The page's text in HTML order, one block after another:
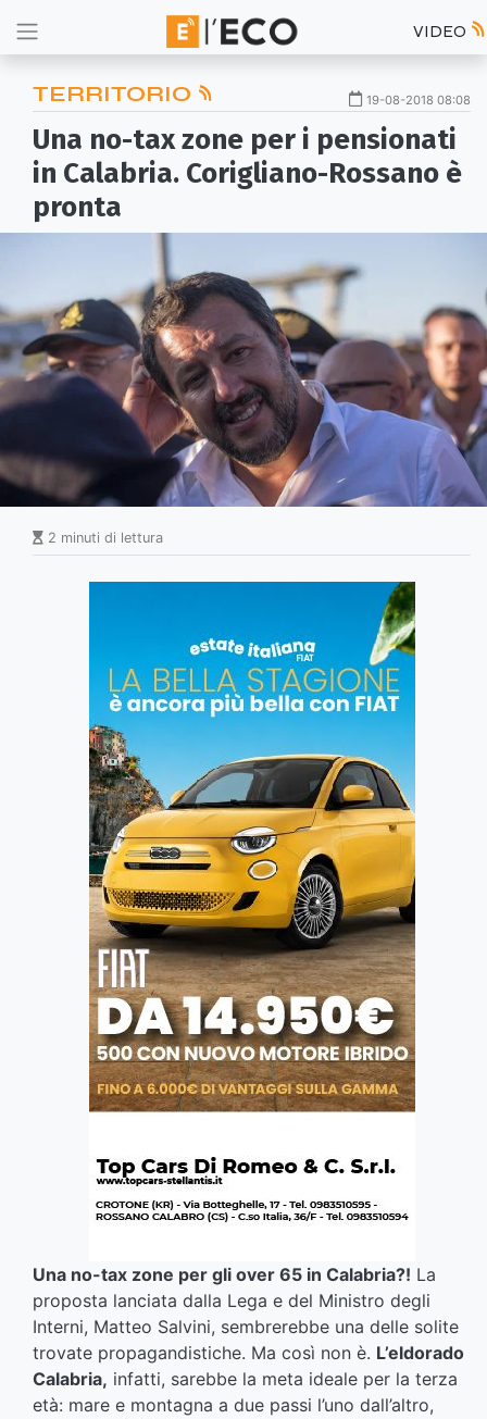
VIDEO
TERRITORIO 19-08-2018 08:08
Una no-tax zone per i pensionati
in Calabria. Corigliano-Rossano è
pronta
2 minuti di lettura
Una no-tax zone per gli over 65 in Calabria?! La
proposta lanciata dalla Lega e del Ministro degli
Interni, Matteo Salvini, sembrerebbe una delle solite
trovate propagandistiche. Ma così non è. L’eldorado
Calabria, infatti, sarebbe la meta ideale per la terza
età: mare e montagna a due passi l’uno dall’altro,